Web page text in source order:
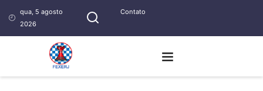
qua, 5 agosto
2026
Contato